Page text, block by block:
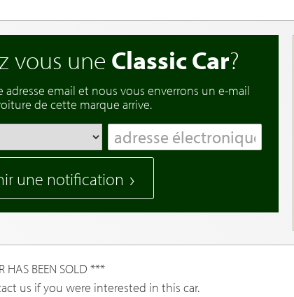
vous une Classic Car?
adresse email et nous vous enverrons un e-mail
de cette marque arrive.
une notification
HAS BEEN SOLD ***
us if you were interested in this car.